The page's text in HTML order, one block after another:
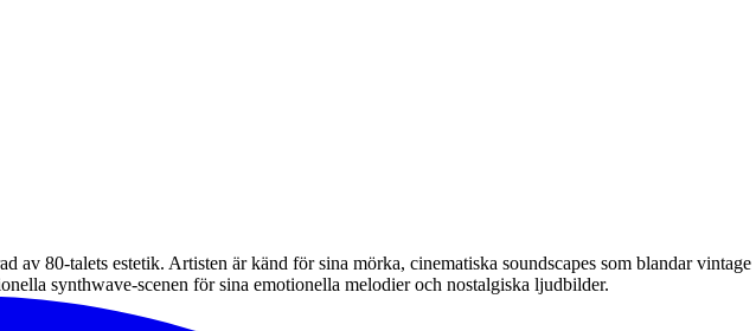
80-talets estetik. Artisten är känd för sina mörka, cinematiska soundscapes som blandar vintage
synthwave-scenen för sina emotionella melodier och nostalgiska ljudbilder.